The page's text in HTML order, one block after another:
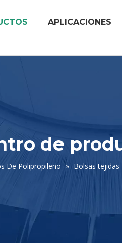
APLICACIONES
de
De Polipropileno » Bolsas tejidas